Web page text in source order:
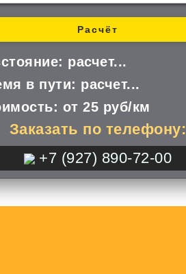
Расчёт
расчет...
в пути: расчет...
от 25 руб/км
Заказать по телефону:
+7 (927) 890-72-00